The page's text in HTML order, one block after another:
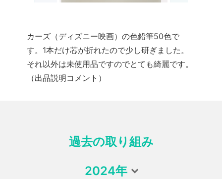
カーズ（ディズニー映画）の色鉛筆50色で
す。1本だけ芯が折れたので少し研ぎました。
それ以外は未使用品ですのでとても綺麗です。
（出品説明コメント）
過去の取り組み
2024年